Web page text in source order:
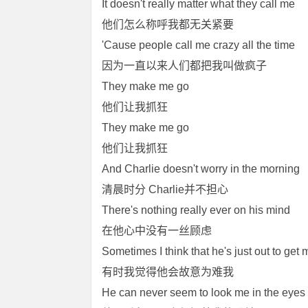
It doesn't really matter what they call me
他们怎么称呼我都无关紧要
'Cause people call me crazy all the time
因为一直以来人们都把我叫做疯子
They make me go
他们让我抓狂
They make me go
他们让我抓狂
And Charlie doesn't worry in the morning
清晨时分 Charlie并不担心
There's nothing really ever on his mind
在他心中没有一丝顾虑
Sometimes I think that he's just out to get
有时我觉得他会故意为难我
He can never seem to look me in the eyes